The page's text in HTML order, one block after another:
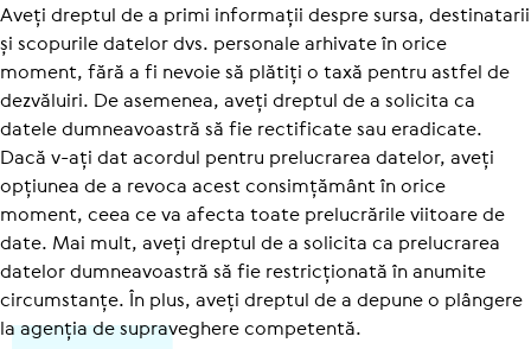
Aveți dreptul de a primi informații despre sursa, destinatarii
și scopurile datelor dvs. personale arhivate în orice
moment, fără a fi nevoie să plătiți o taxă pentru astfel de
dezvăluiri. De asemenea, aveți dreptul de a solicita ca
datele dumneavoastră să fie rectificate sau eradicate.
Dacă v-ați dat acordul pentru prelucrarea datelor, aveți
opțiunea de a revoca acest consimțământ în orice
moment, ceea ce va afecta toate prelucrările viitoare de
date. Mai mult, aveți dreptul de a solicita ca prelucrarea
datelor dumneavoastră să fie restricționată în anumite
circumstanțe. În plus, aveți dreptul de a depune o plângere
la agenția de supraveghere competentă.